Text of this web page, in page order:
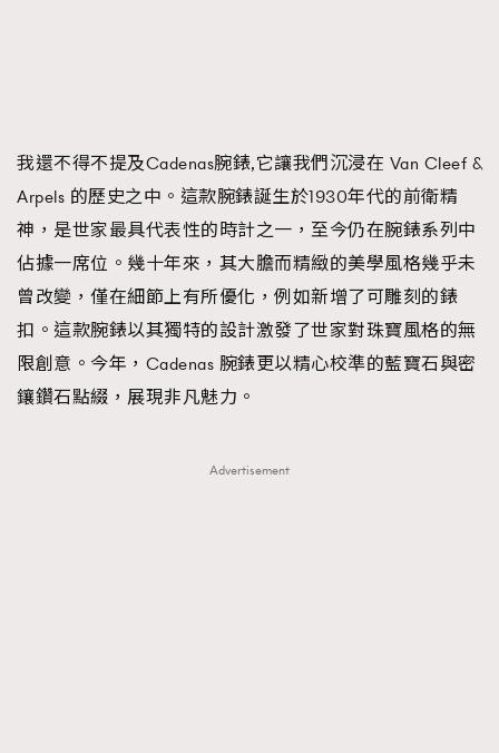
我還不得不提及Cadenas腕錶,它讓我們沉浸在 Van Cleef &
Arpels 的歷史之中。這款腕錶誕生於1930年代的前衛精
神，是世家最具代表性的時計之一，至今仍在腕錶系列中
佔據一席位。幾十年來，其大膽而精緻的美學風格幾乎未
曾改變，僅在細節上有所優化，例如新增了可雕刻的錶
扣。這款腕錶以其獨特的設計激發了世家對珠寶風格的無
限創意。今年，Cadenas 腕錶更以精心校準的藍寶石與密
鑲鑽石點綴，展現非凡魅力。
Advertisement